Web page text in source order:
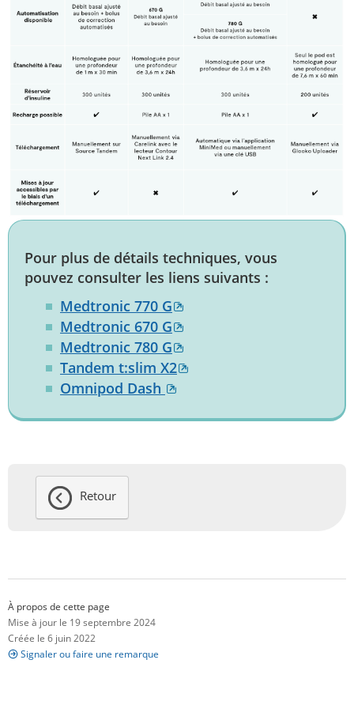
Pour plus de détails techniques, vous
pouvez consulter les liens suivants :
Medtronic 770 G
Medtronic 670 G
Medtronic 780 G
Tandem t:slim X2
Omnipod Dash
Retour
À propos de cette page
Mise à jour le 19 septembre 2024
Créée le 6 juin 2022
Signaler ou faire une remarque